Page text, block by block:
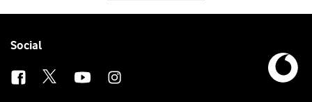
Follow
Social